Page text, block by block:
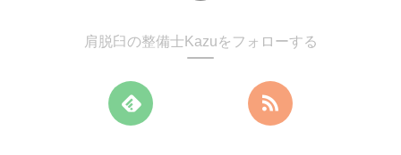
肩脱臼の整備士Kazuをフォローする